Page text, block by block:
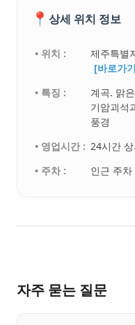
📍 상세 위치 정보
• 위치 :
제주특별
[바로가
• 특징 :
계곡. 맑
기암괴석
풍경
• 영업시간 : 24시간
• 주차 :
인근 주
자주 묻는 질문